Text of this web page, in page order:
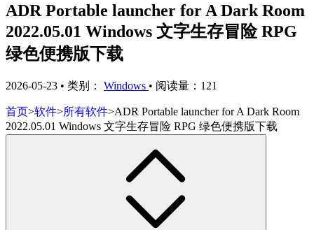
ADR Portable launcher for A Dark Room
2022.05.01 Windows 文字生存冒险 RPG
绿色便携版下载
2026-05-23 • 类别： Windows • 阅读量：121
首页>软件>所有软件>ADR Portable launcher for A Dark Room
2022.05.01 Windows 文字生存冒险 RPG 绿色便携版下载